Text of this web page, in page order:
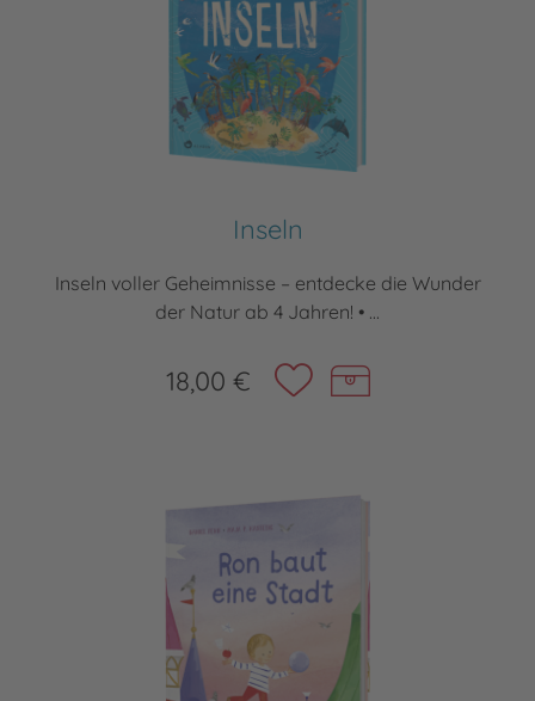
Inseln
Inseln voller Geheimnisse – entdecke die Wunder
der Natur ab 4 Jahren! • ...
18,00 €